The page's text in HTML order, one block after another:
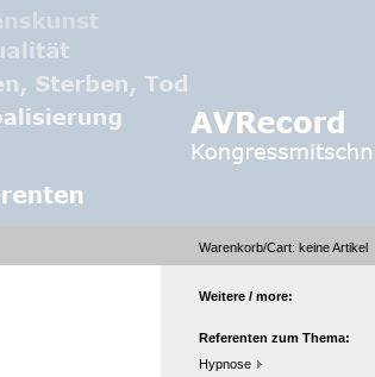
Warenkorb/Cart: keineArtikel
Weitere / more:
Referenten zum Thema:
Hypnose